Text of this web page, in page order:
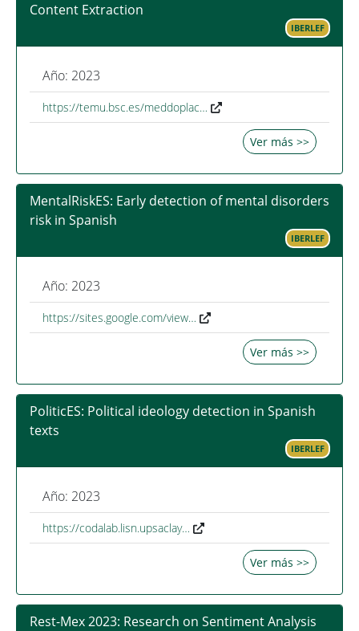
Content Extraction
IBERLEF
Año: 2023
https://temu.bsc.es/meddoplac…
Ver más >>
MentalRiskES: Early detection of mental disorders
risk in Spanish
IBERLEF
Año: 2023
https://sites.google.com/view…
Ver más >>
PoliticES: Political ideology detection in Spanish
texts
IBERLEF
Año: 2023
https://codalab.lisn.upsaclay…
Ver más >>
Rest-Mex 2023: Research on Sentiment Analysis